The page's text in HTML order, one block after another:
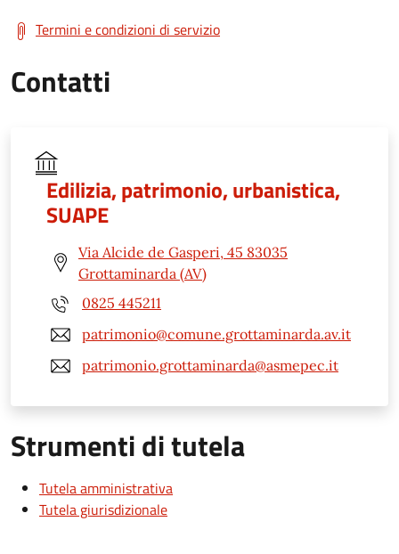
Termini e condizioni di servizio
Contatti
Edilizia, patrimonio, urbanistica,
SUAPE
Via Alcide de Gasperi, 45 83035
Grottaminarda (AV)
0825 445211
patrimonio@comune.grottaminarda.av.it
patrimonio.grottaminarda@asmepec.it
Strumenti di tutela
Tutela amministrativa
Tutela giurisdizionale